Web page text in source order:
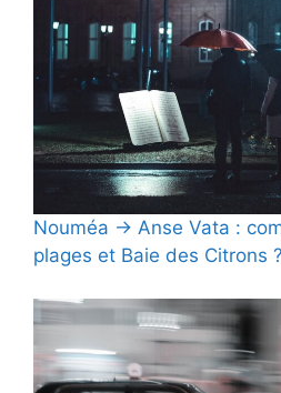
Nouméa → Anse Vata :
plages et Baie des Citrons ?